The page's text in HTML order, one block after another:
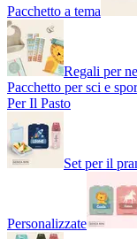
Pacchetto a tema
Regali per
Pacchetto per sci e
Per Il Pasto
Set per il
Personalizzate